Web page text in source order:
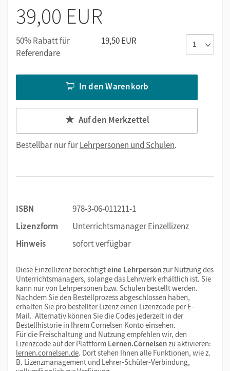
39,00 EUR
50% Rabatt für
Referendare
19,50 EUR
In den Warenkorb
Auf den Merkzettel
Bestellbar nur fürLehrpersonen und Schulen.
ISBN
978-3-06-011211-1
Lizenzform
Unterrichtsmanager Einzellizenz
Hinweis
sofort verfügbar
Diese Einzellizenz berechtigteine Lehrpersonzur Nutzung des
Unterrichtsmanagers, solange das Lehrwerk erhältlich ist. Sie
kann nur von Lehrpersonen bzw. Schulen bestellt werden.
Nachdem Sie den Bestellprozess abgeschlossen haben,
erhalten Sie pro bestellter Lizenz einen Lizenzcode per E-
Mail. Alternativ können Sie die Codes jederzeit in der
Bestellhistorie in Ihrem Cornelsen Konto einsehen.
Für die Freischaltung und Nutzung empfehlen wir, den
Lizenzcode auf der Plattform Lernen.Cornelsenzu aktivieren:
lernen.cornelsen.de. Dort stehen Ihnen alle Funktionen, wie z.
B. Lizenzmanagement und Lehrer-Schüler-Verbindung,